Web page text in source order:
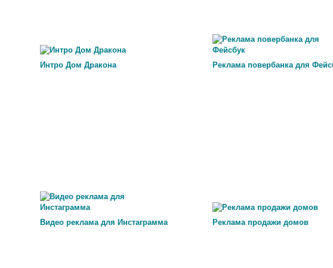
Интро Дом Дракона Реклама повербанка для
Видео реклама для Инстаграмма Реклама продажи домов